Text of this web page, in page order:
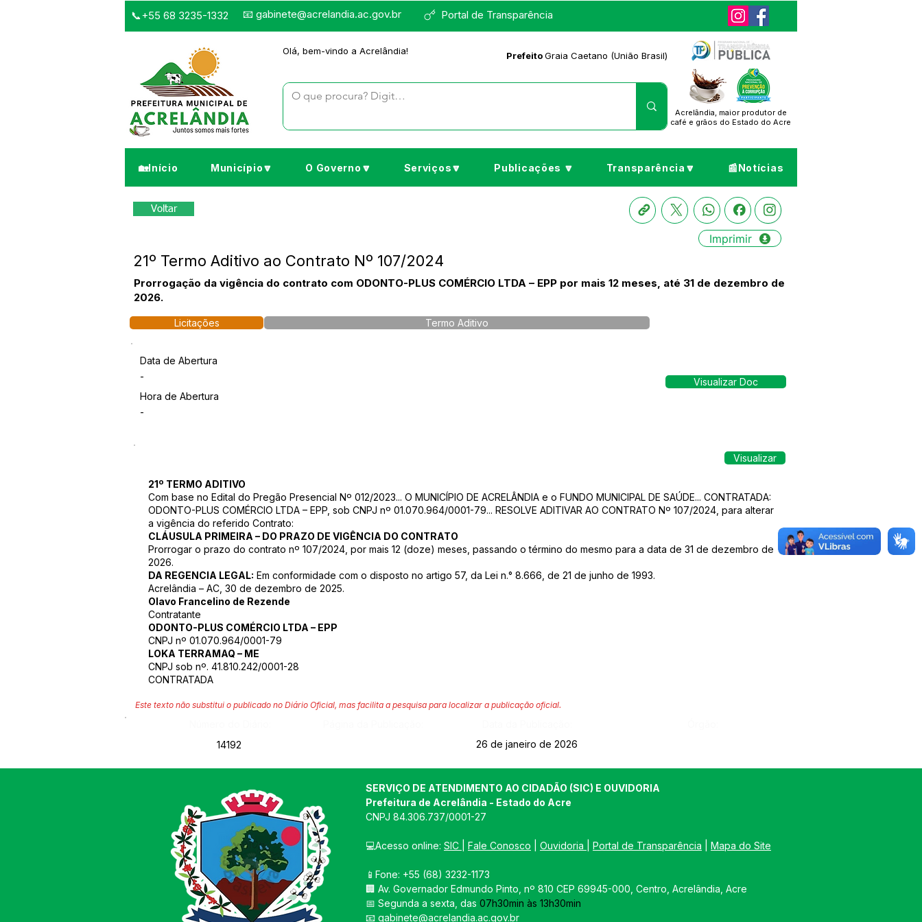
Portal de Transparência
📞+55 68 3235-1332 📧 gabinete@acrelandia.ac.gov.br
Olá, bem-vindo a Acrelândia! PrefeitoGraia Caetano (União Brasil)
Acrelândia, maior produtor de
café e grãos do Estado do Acre
🏡Início Município🔽 O Governo🔽 Serviços🔽 Publicações 🔽 Transparência🔽 📰Notícias
Voltar
Imprimir
21º Termo Aditivo ao Contrato Nº 107/2024
Prorrogação da vigência do contrato com ODONTO-PLUS COMÉRCIO LTDA – EPP por mais 12 meses, até 31 de dezembro de
2026.
Licitações Termo Aditivo
Data de Abertura
-
Hora de Abertura
-
Visualizar Doc
Visualizar
21º TERMO ADITIVO
Com base no Edital do Pregão Presencial Nº 012/2023... O MUNICÍPIO DE ACRELÂNDIA e o FUNDO MUNICIPAL DE SAÚDE... CONTRATADA:
ODONTO-PLUS COMÉRCIO LTDA – EPP, sob CNPJ nº 01.070.964/0001-79... RESOLVE ADITIVAR AO CONTRATO Nº 107/2024, para alterar
a vigência do referido Contrato:
CLÁUSULA PRIMEIRA – DO PRAZO DE VIGÊNCIA DO CONTRATO
Prorrogar o prazo do contrato nº 107/2024, por mais 12 (doze) meses, passando o término do mesmo para a data de 31 de dezembro de
2026.
DA REGENCIA LEGAL: Em conformidade com o disposto no artigo 57, da Lei n.° 8.666, de 21 de junho de 1993.
Acrelândia – AC, 30 de dezembro de 2025.
Olavo Francelino de Rezende
Contratante
ODONTO-PLUS COMÉRCIO LTDA – EPP
CNPJ nº 01.070.964/0001-79
LOKA TERRAMAQ – ME
CNPJ sob nº. 41.810.242/0001-28
CONTRATADA
Este texto não substitui o publicado no Diário Oficial, mas facilita a pesquisa para localizar a publicação oficial.
14192
26 de janeiro de 2026
SERVIÇO DE ATENDIMENTO AO CIDADÃO (SIC) E OUVIDORIA
Prefeitura de Acrelândia - Estado do Acre
CNPJ 84.306.737/0001-27
💻Acesso online: SIC Fale Conosco Ouvidoria Portal de Transparência Mapa do Site
📱Fone: +55 (68) 3232-1173
🏢 Av. Governador Edmundo Pinto, nº 810 CEP 69945-000, Centro, Acrelândia, Acre
📅 Segunda a sexta, das 07h30min às 13h30min
📧 gabinete@acrelandia.ac.gov.br